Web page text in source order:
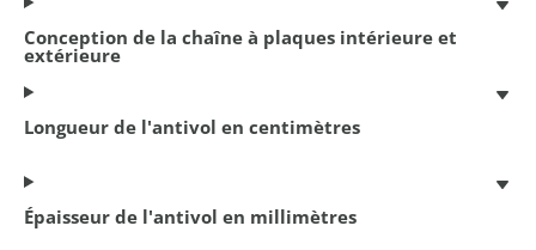
Conception de la chaîne à plaques intérieure et
extérieure
Longueur de l'antivol en centimètres
Épaisseur de l'antivol en millimètres
Antivol à câble spiralé
€ 14,95